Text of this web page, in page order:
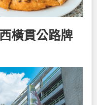
橫貫公路牌